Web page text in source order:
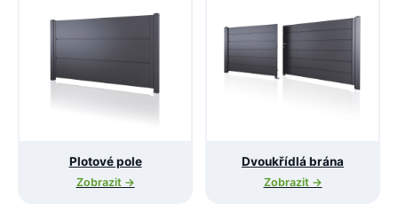
Plotové pole
Zobrazit →
Dvoukřídlá brána
Zobrazit →